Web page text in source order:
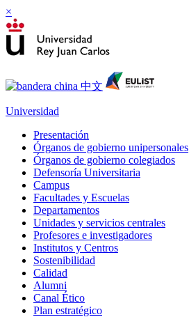
×
Universidad
Presentación
Órganos de gobierno unipersonales
Órganos de gobierno colegiados
Defensoría Universitaria
Campus
Facultades y Escuelas
Departamentos
Unidades y servicios centrales
Profesores e investigadores
Institutos y Centros
Sostenibilidad
Calidad
Alumni
Canal Ético
Plan estratégico